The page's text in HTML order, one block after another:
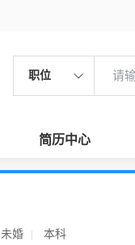
职位
简历中心
未婚 本科